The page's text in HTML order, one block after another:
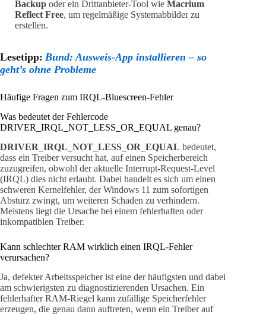
Backup oder ein Drittanbieter-Tool wie Macrium
Reflect Free, um regelmäßige Systemabbilder zu
erstellen.
Lesetipp: Bund: Ausweis-App installieren – so
geht’s ohne Probleme
Häufige Fragen zum IRQL-Bluescreen-Fehler
Was bedeutet der Fehlercode
DRIVER_IRQL_NOT_LESS_OR_EQUAL genau?
DRIVER_IRQL_NOT_LESS_OR_EQUAL bedeutet,
dass ein Treiber versucht hat, auf einen Speicherbereich
zuzugreifen, obwohl der aktuelle Interrupt-Request-Level
(IRQL) dies nicht erlaubt. Dabei handelt es sich um einen
schweren Kernelfehler, der Windows 11 zum sofortigen
Absturz zwingt, um weiteren Schaden zu verhindern.
Meistens liegt die Ursache bei einem fehlerhaften oder
inkompatiblen Treiber.
Kann schlechter RAM wirklich einen IRQL-Fehler
verursachen?
Ja, defekter Arbeitsspeicher ist eine der häufigsten und dabei
am schwierigsten zu diagnostizierenden Ursachen. Ein
fehlerhafter RAM-Riegel kann zufällige Speicherfehler
erzeugen, die genau dann auftreten, wenn ein Treiber auf